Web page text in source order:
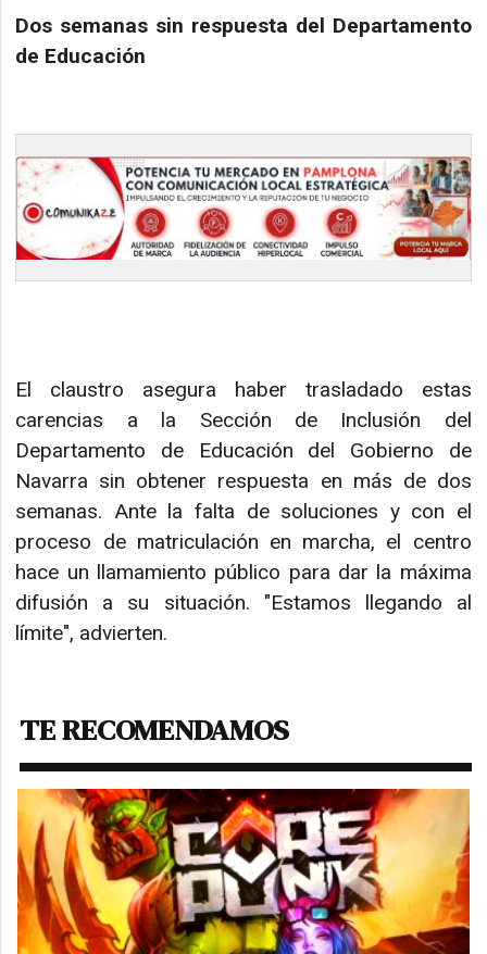
Dos semanas sin respuesta del Departamento
de Educación
El claustro asegura haber trasladado estas
carencias a la Sección de Inclusión del
Departamento de Educación del Gobierno de
Navarra sin obtener respuesta en más de dos
semanas. Ante la falta de soluciones y con el
proceso de matriculación en marcha, el centro
hace un llamamiento público para dar la máxima
difusión a su situación. "Estamos llegando al
límite", advierten.
TE RECOMENDAMOS